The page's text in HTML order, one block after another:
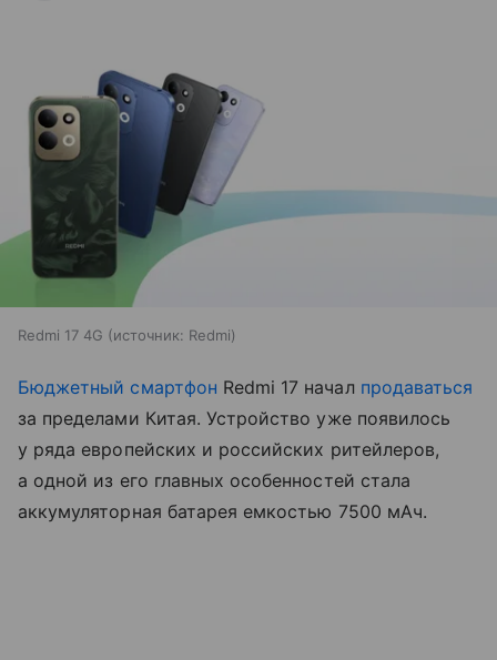
Redmi 17 4G источник: Redmi
Бюджетный смартфон Redmi 17 начал продаваться
за пределами Китая. Устройство уже появилось
у ряда европейских и российских ритейлеров,
а одной из его главных особенностей стала
аккумуляторная батарея емкостью 7500 мАч.